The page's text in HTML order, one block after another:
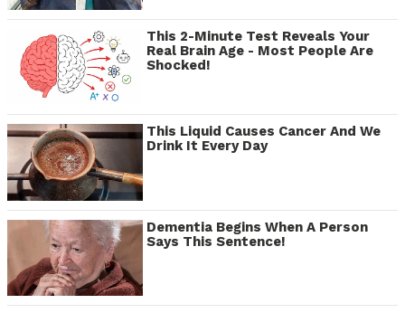
This 2-Minute Test Reveals Your
Real Brain Age - Most People Are
Shocked!
This Liquid Causes Cancer And We
Drink It Every Day
Dementia Begins When A Person
Says This Sentence!